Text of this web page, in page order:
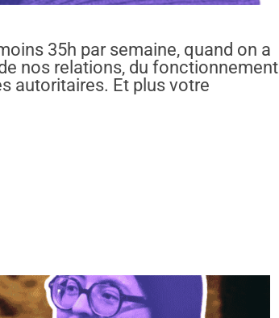
35h par semaine, quand on a
nos relations, du fonctionnement
autoritaires. Et plus votre